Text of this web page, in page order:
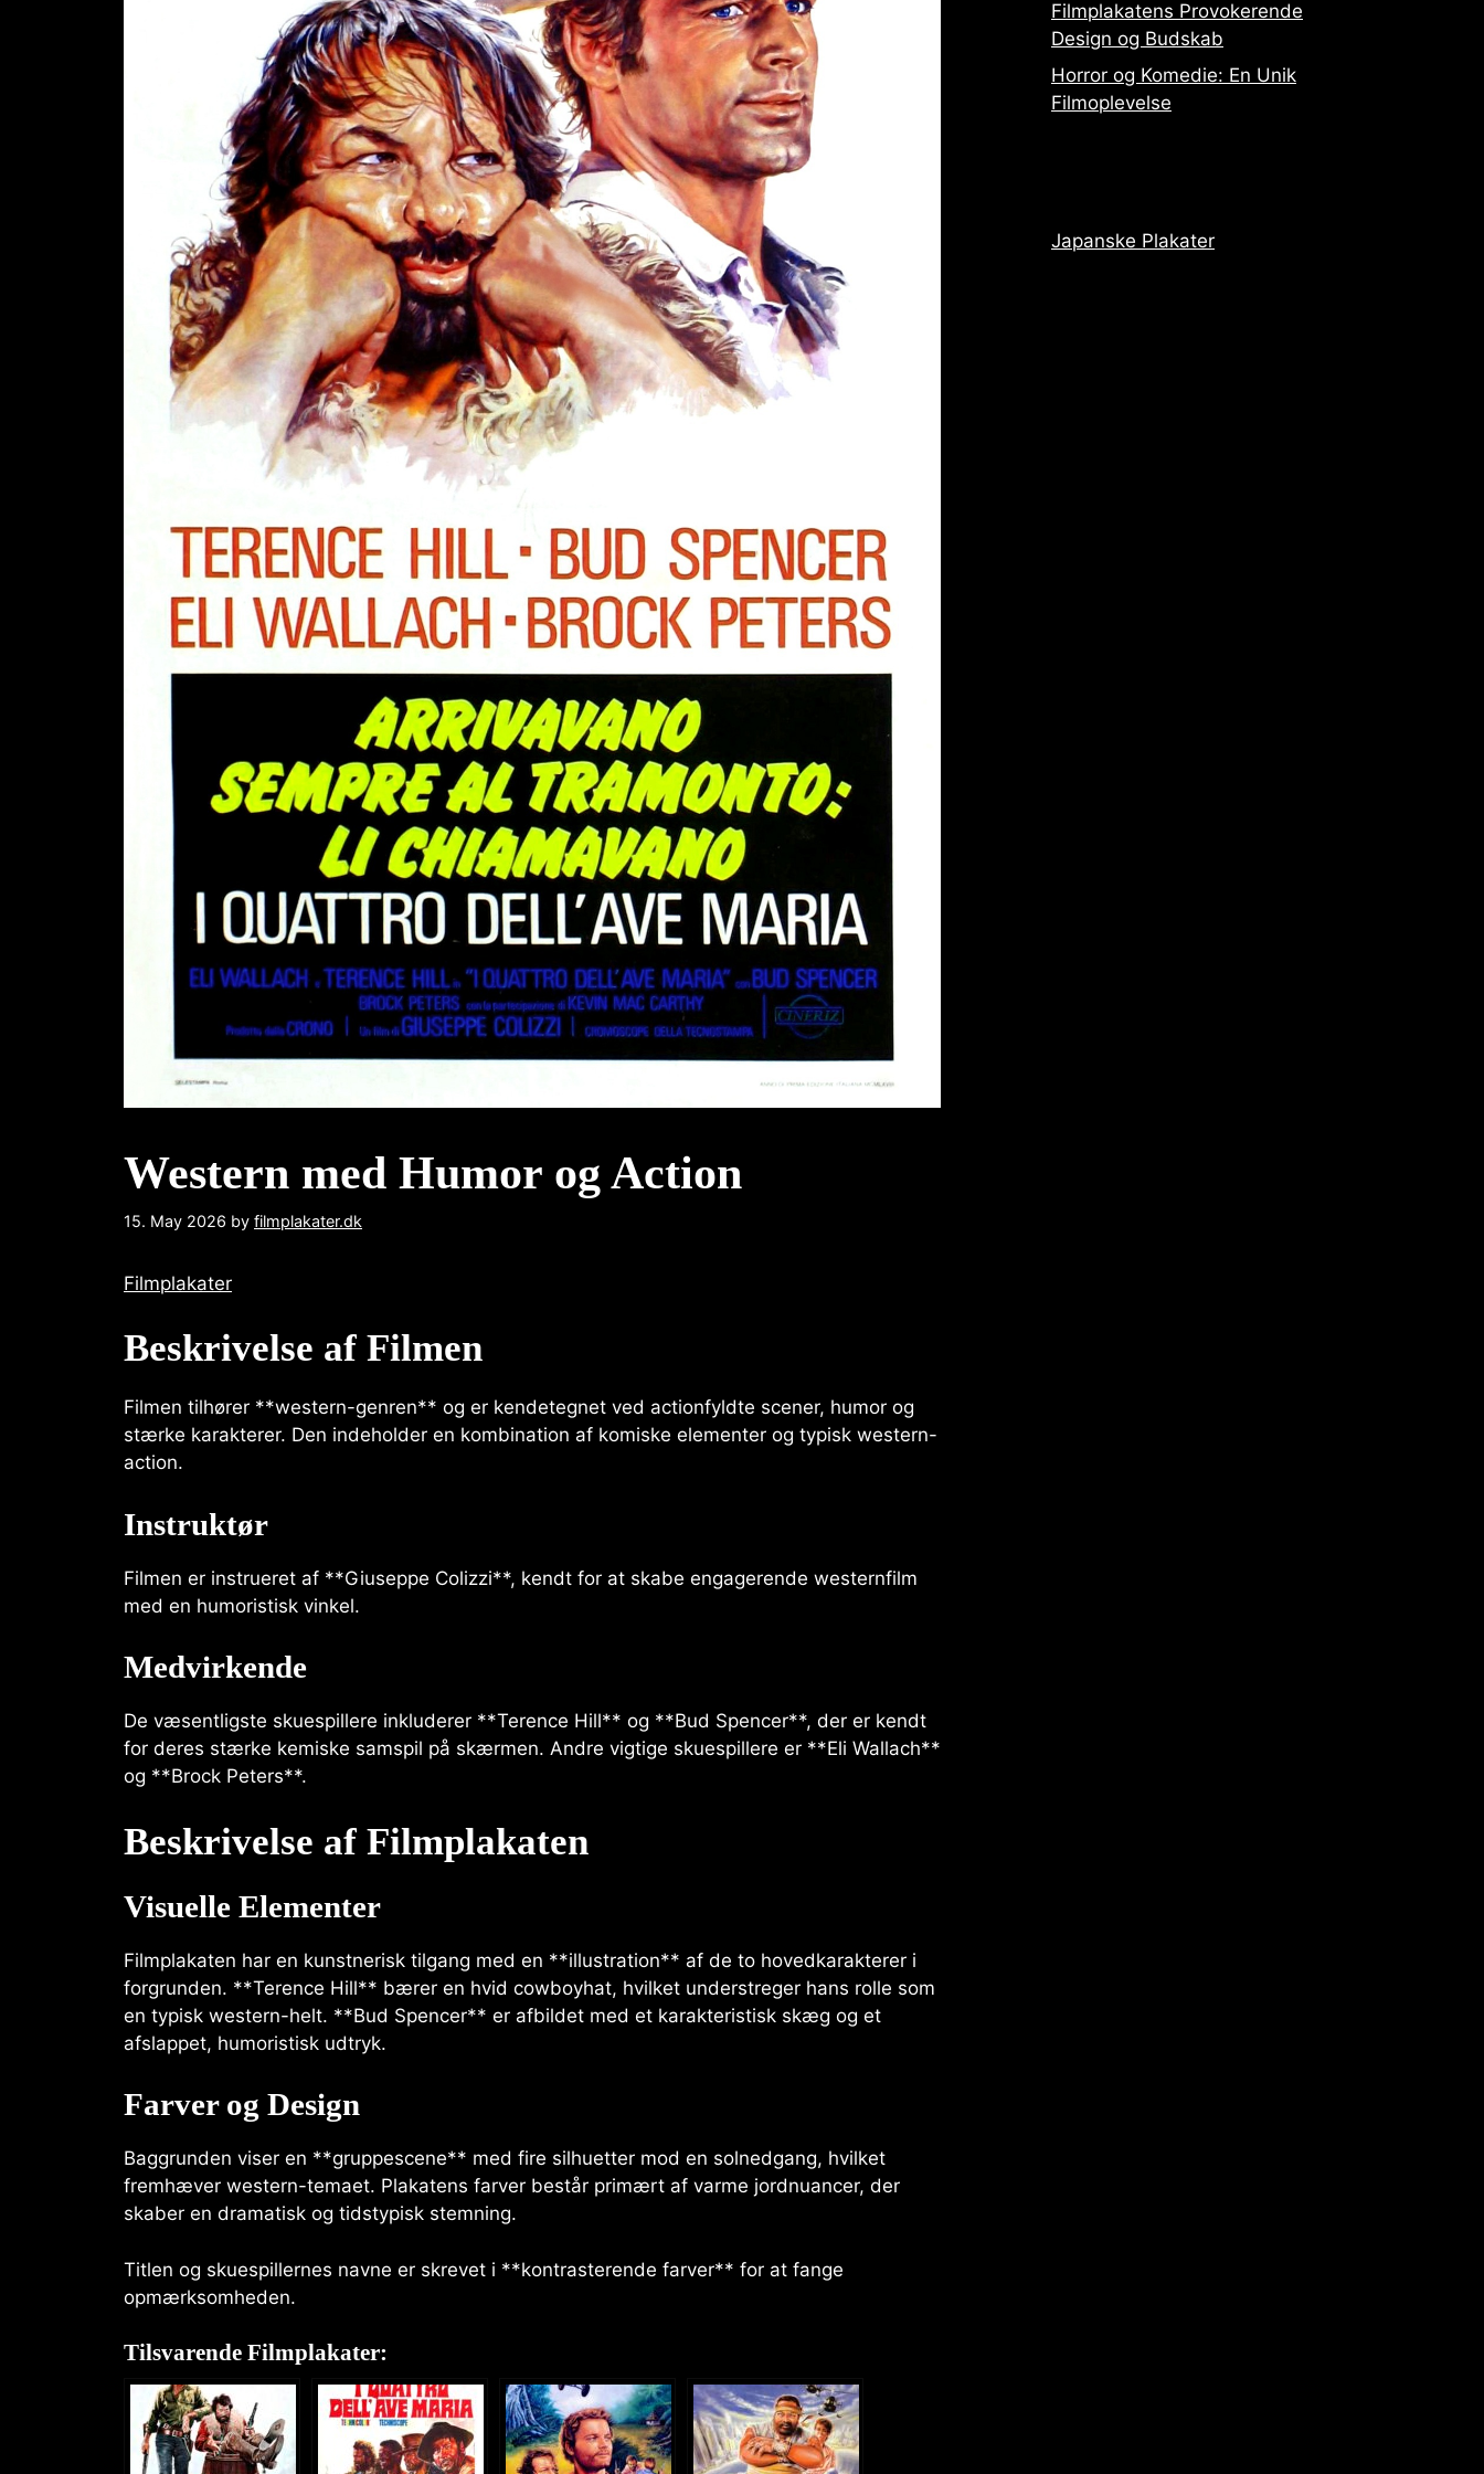
Western med Humor og Action
15. May 2026 by filmplakater.dk
Filmplakater
Beskrivelse af Filmen
Filmen tilhører **western-genren** og er kendetegnet ved actionfyldte scener, humor og
stærke karakterer. Den indeholder en kombination af komiske elementer og typisk western-
action.
Instruktør
Filmen er instrueret af **Giuseppe Colizzi**, kendt for at skabe engagerende westernfilm
med en humoristisk vinkel.
Medvirkende
De væsentligste skuespillere inkluderer **Terence Hill** og **Bud Spencer**, der er kendt
for deres stærke kemiske samspil på skærmen. Andre vigtige skuespillere er **Eli Wallach**
og **Brock Peters**.
Beskrivelse af Filmplakaten
Visuelle Elementer
Filmplakaten har en kunstnerisk tilgang med en **illustration** af de to hovedkarakterer i
forgrunden. **Terence Hill** bærer en hvid cowboyhat, hvilket understreger hans rolle som
en typisk western-helt. **Bud Spencer** er afbildet med et karakteristisk skæg og et
afslappet, humoristisk udtryk.
Farver og Design
Baggrunden viser en **gruppescene** med fire silhuetter mod en solnedgang, hvilket
fremhæver western-temaet. Plakatens farver består primært af varme jordnuancer, der
skaber en dramatisk og tidstypisk stemning.
Titlen og skuespillernes navne er skrevet i **kontrasterende farver** for at fange
opmærksomheden.
Tilsvarende Filmplakater:
Filmplakatens Provokerende
Design og Budskab
Horror og Komedie: En Unik
Filmoplevelse
Japanske Plakater